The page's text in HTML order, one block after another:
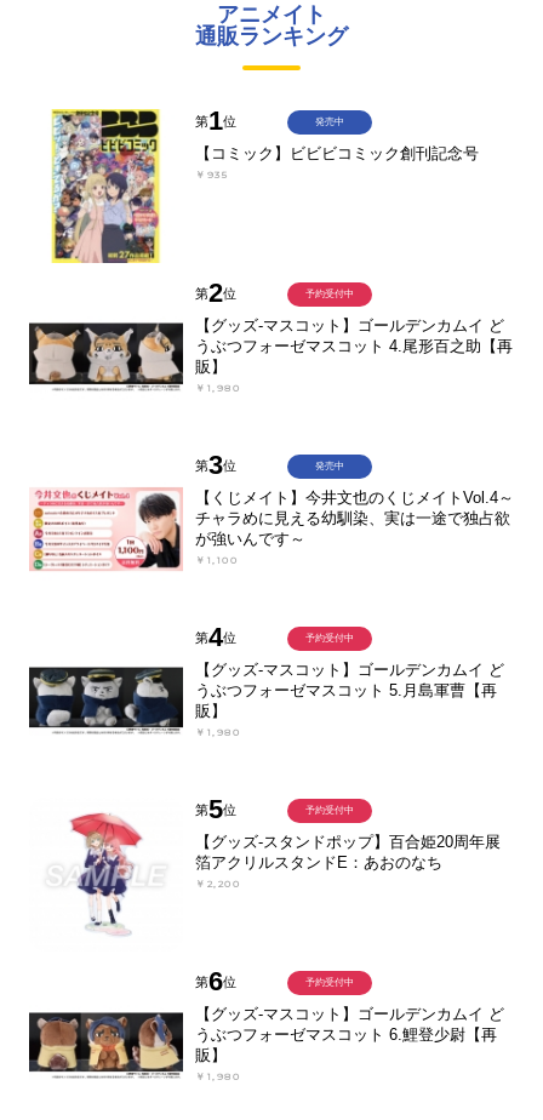
アニメイト
通販ランキング
第1位
【コミック】ビビビコミック創刊記念号
￥935
発売中
第2位
【グッズ-マスコット】ゴールデンカムイ ど
うぶつフォーゼマスコット 4.尾形百之助【再
販】
￥1,980
予約受付中
第3位
【くじメイト】今井文也のくじメイトVol.4～
チャラめに見える幼馴染、実は一途で独占欲
が強いんです～
￥1,100
発売中
第4位
【グッズ-マスコット】ゴールデンカムイ ど
うぶつフォーゼマスコット 5.月島軍曹【再
販】
￥1,980
予約受付中
第5位
【グッズ-スタンドポップ】百合姫20周年展
箔アクリルスタンドE：あおのなち
￥2,200
予約受付中
第6位
【グッズ-マスコット】ゴールデンカムイ ど
うぶつフォーゼマスコット 6.鯉登少尉【再
販】
￥1,980
予約受付中